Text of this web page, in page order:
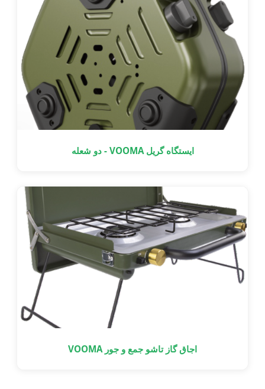
ایستگاه گریل VOOMA - دو شعله
اجاق گاز تاشو جمع و جور VOOMA